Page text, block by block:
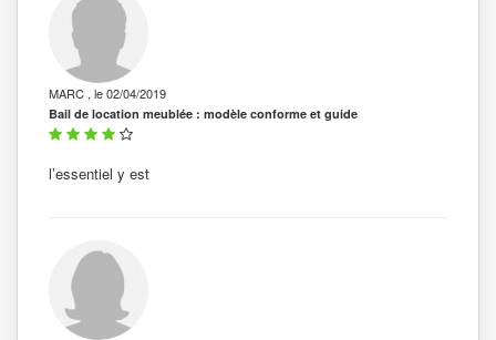
MARC , le 02/04/2019
Bail de location meublée : modèle conforme et guide
l’essentiel y est